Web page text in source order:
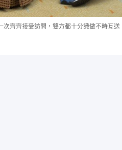
齊齊接受訪問，雙方都十分識做不時互送